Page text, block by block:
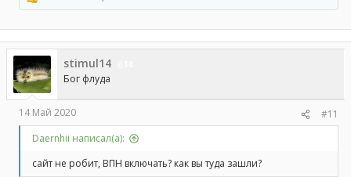
е
а
к
ц
и
и
:
stimul14
Бог флуда
14 Май 2020
#11
Daernhii написал(а):
сайт не робит, ВПН включать? как вы туда зашли?